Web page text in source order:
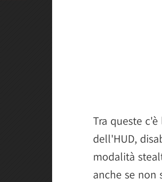
Tra queste
dell'HUD,
modalità
anche se non